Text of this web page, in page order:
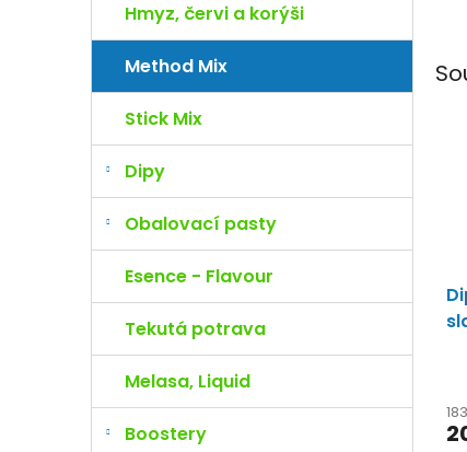
Hmyz, červi a korýši
Method Mix
Stick Mix
Dipy
Obalovací pasty
Esence - Flavour
Tekutá potrava
Melasa, Liquid
Boostery